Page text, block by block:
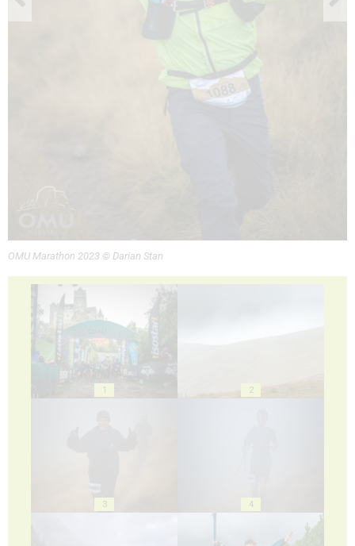
OMU Marathon 2023 © Darian Stan
1 2
3 4